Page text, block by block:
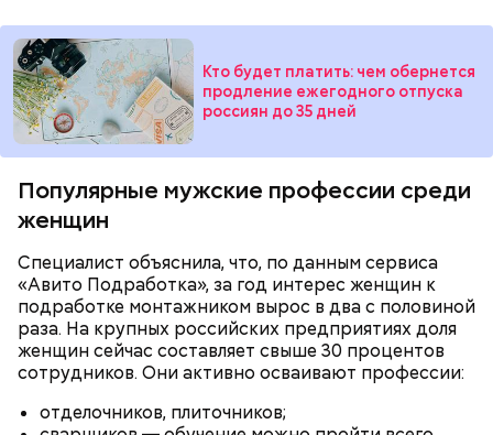
Кто будет платить: чем обернется
продление ежегодного отпуска
россиян до 35 дней
Популярные мужские профессии среди
женщин
Специалист объяснила, что, по данным сервиса
«Авито Подработка», за год интерес женщин к
подработке монтажником вырос в два с половиной
раза. На крупных российских предприятиях доля
женщин сейчас составляет свыше 30 процентов
сотрудников. Они активно осваивают профессии:
отделочников, плиточников;
— Там может содержаться огромное количество
нитратов, которое вызовет головокружение,
гипоксию и ухудшение физического состояния, —
предостерегла Соломатина.